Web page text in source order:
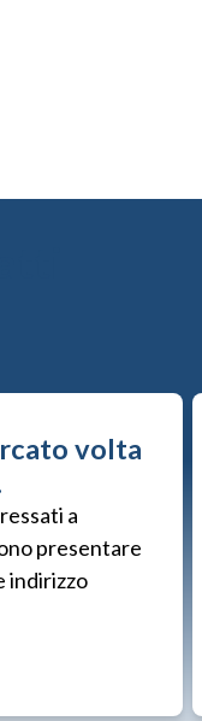
volta
a
presentare
indirizzo